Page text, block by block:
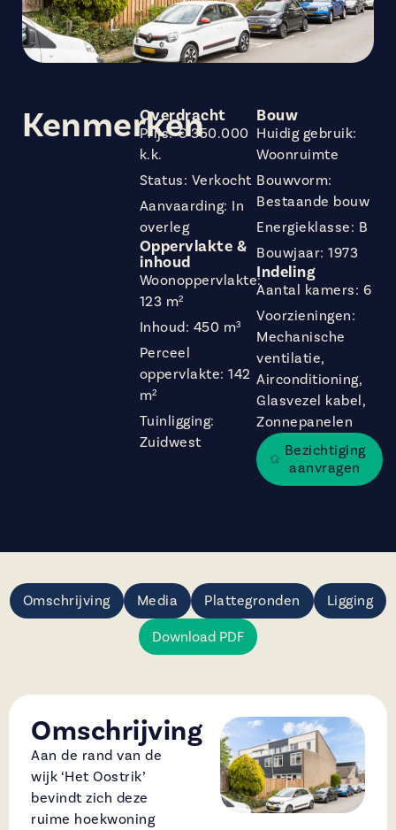
Kenmerken
Overdracht
Prijs: € 350.000
k.k.
Status: Verkocht
Aanvaarding: In
overleg
Oppervlakte &
inhoud
Woonoppervlakte:
123 m²
Inhoud: 450 m³
Perceel
oppervlakte: 142
m²
Tuinligging:
Zuidwest
Bouw
Huidig gebruik:
Woonruimte
Bouwvorm:
Bestaande bouw
Energieklasse: B
Bouwjaar: 1973
Indeling
Aantal kamers: 6
Voorzieningen:
Mechanische
ventilatie,
Airconditioning,
Glasvezel kabel,
Zonnepanelen
Bezichtiging
aanvragen
Omschrijving Media Plattegronden Ligging
Download PDF
Omschrijving
Aan de rand van de
wijk ‘Het Oostrik’
bevindt zich deze
ruime hoekwoning